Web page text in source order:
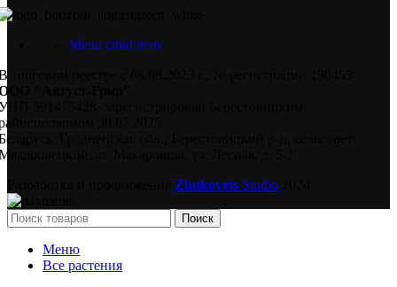
Menu child item
торговом реестре с 08.08.2023 г., № регистрации 190455
"Август-Грин"
591475428, зарегистрирован Берестовицким
30.07.2025
Гродненская обл., Берестовицкий р-н, сельсовет:
аг. Макаровцы, ул. Лесная, д. 5-1
Zhukovets Studio
Поиск
Меню
Все растения